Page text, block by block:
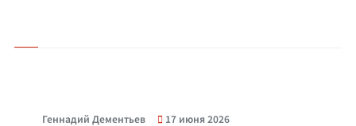
Геннадий Дементьев 17 июня 2026